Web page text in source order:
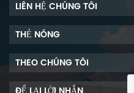
LIÊN HỆ CHÚNG TÔI
THẺ NÓNG
THEO CHÚNG TÔI